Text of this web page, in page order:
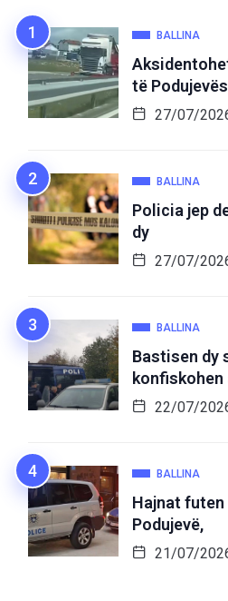
BALLINA
të
27/07/
BALLINA
Policia jep
dy
27/07/
BALLINA
Bastisen dy
konfiskohen
22/07/
BALLINA
Hajnat futen
Podujevë,
21/07/